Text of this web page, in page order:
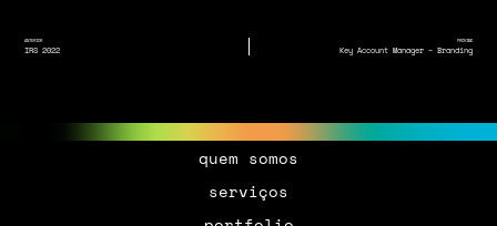
ANTERIOR
IRS 2022
PRÓXIMO
Key Account Manager – Branding
quem somos
serviços